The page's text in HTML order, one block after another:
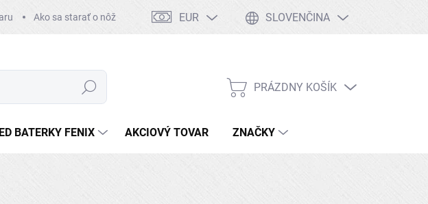
Ako sa starať o nôž Tabuľka ocelí Kontakty Doprava a platby
EUR SLOVENČINA
Hľadať
NÁKUPNÝ
PRÁZDNY KOŠÍK
BATERKY FENIX AKCIOVÝ TOVAR ZNAČKY